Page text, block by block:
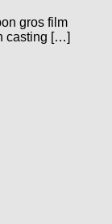
gros film
casting […]